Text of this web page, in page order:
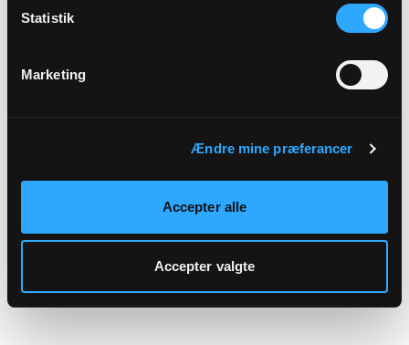
Statistik
Marketing
Ændre mine præferancer
Accepter alle
Accepter valgte